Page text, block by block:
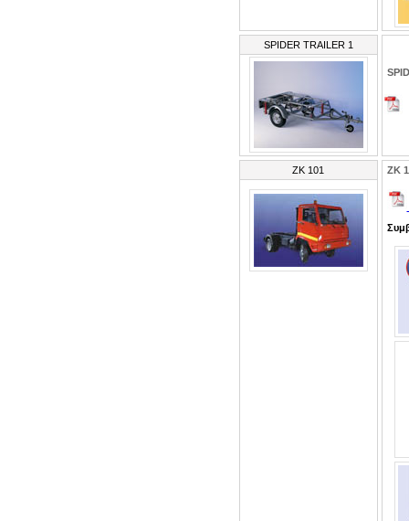
SPIDER TRAILER 1
ZK 101 ZK